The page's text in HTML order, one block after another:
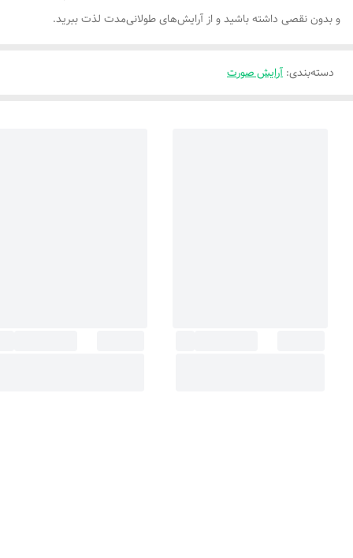
و بدون نقصی داشته باشید و از آرایش‌های طولانی‌مدت لذت ببرید.
دسته‌بندی: آرایش صورت